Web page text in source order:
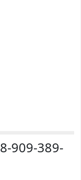
8-909-389-